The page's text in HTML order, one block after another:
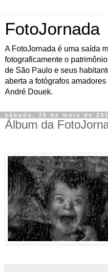
FotoJornada
A FotoJornada é uma saída
fotograficamente o
de São Paulo e seus
aberta a fotógrafos
André Douek.
sábado, 25 de maio de
Álbum da